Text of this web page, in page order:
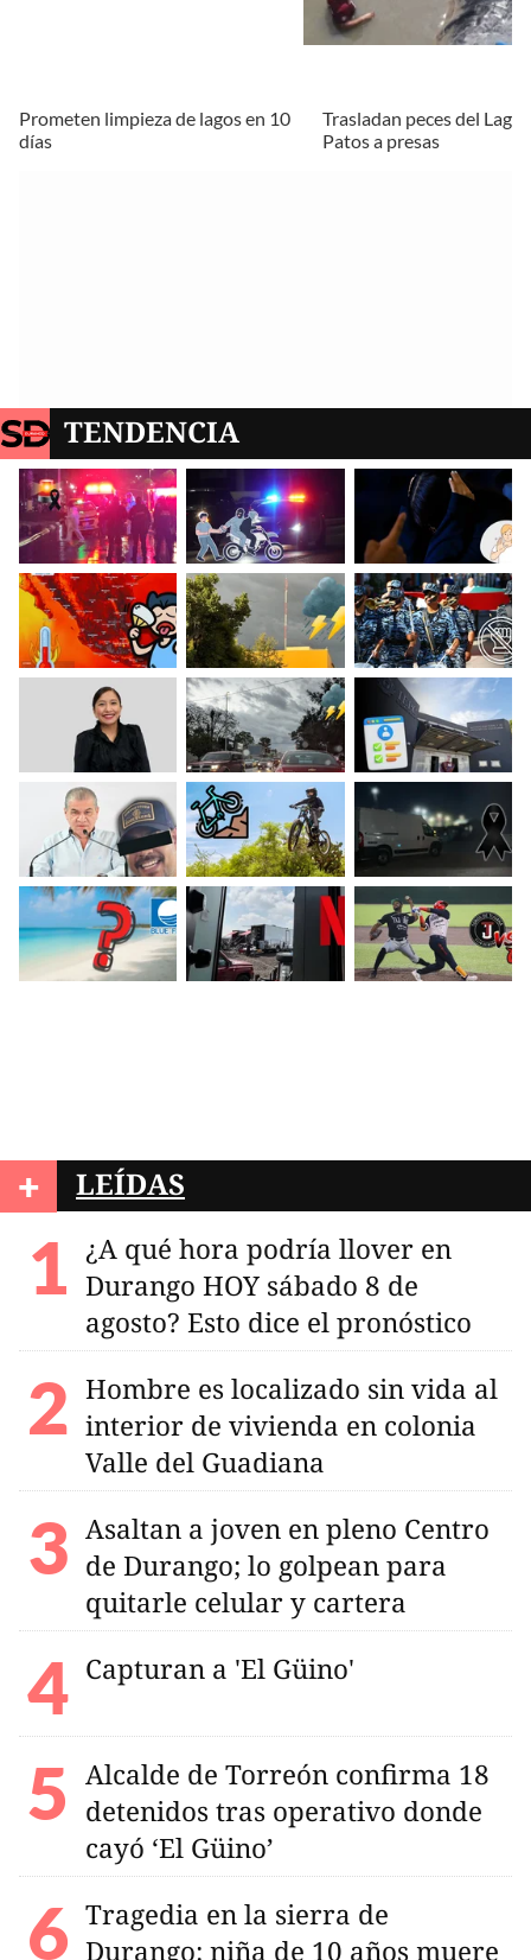
Prometen limpieza de lagos en 10
días
Trasladan peces del Lago
Patos a presas
TENDENCIA
+ LEÍDAS
¿A qué hora podría llover en
Durango HOY sábado 8 de
agosto? Esto dice el pronóstico
Hombre es localizado sin vida al
interior de vivienda en colonia
Valle del Guadiana
Asaltan a joven en pleno Centro
de Durango; lo golpean para
quitarle celular y cartera
Capturan a 'El Güino'
Alcalde de Torreón confirma 18
detenidos tras operativo donde
cayó ‘El Güino’
Tragedia en la sierra de
Durango: niña de 10 años muere